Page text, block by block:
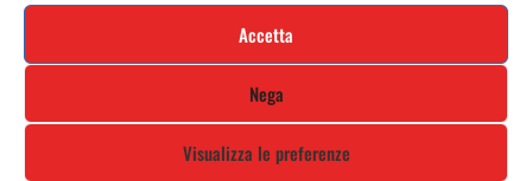
Accetta
Nega
Visualizza le preferenze
Iscriviti alla nostra newsletter e rimani